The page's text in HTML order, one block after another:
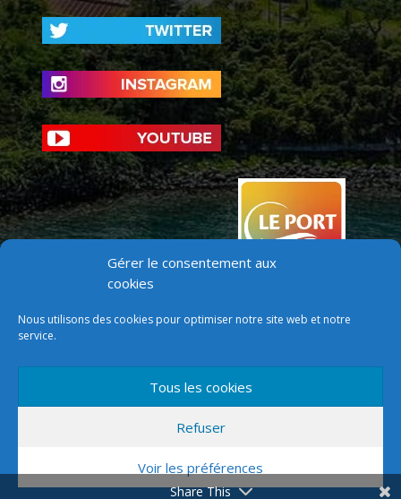
Gérer le consentement aux
cookies
Nous utilisons des cookies pour optimiser notre site web et notre
service.
Tous les cookies
Refuser
Voir les préférences
Share This